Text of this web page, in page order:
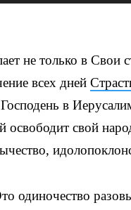
не только в Свои
всех дней
в
свой
одиночество